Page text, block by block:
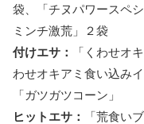
袋、「チヌパワースペ
ミンチ激荒」２袋
付けエサ：
「くわせオ
わせオキアミ食い込み
「ガツガツコーン」
ヒットエサ：
「荒食い